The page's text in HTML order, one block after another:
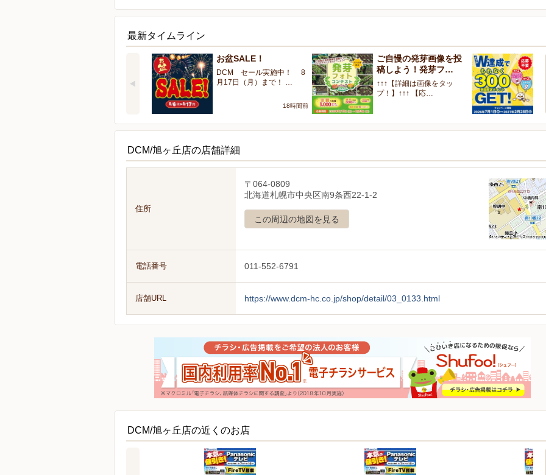
最新タイムライン
お盆SALE！
DCM セール実施中！ 8
月17日（月）まで！ …
18時間前
ご自慢の発芽画像を投
稿しよう！発芽フ…
↑↑↑【詳細は画像をタッ
プ！】↑↑↑ 【応…
DCM/旭ヶ丘店の店舗詳細
住所
〒064-0809
北海道札幌市中央区南9条西22-1-2
この周辺の地図を見る
電話番号 011-552-6791
店舗URL https://www.dcm-hc.co.jp/shop/detail/03_0133.html
DCM/旭ヶ丘店の近くのお店